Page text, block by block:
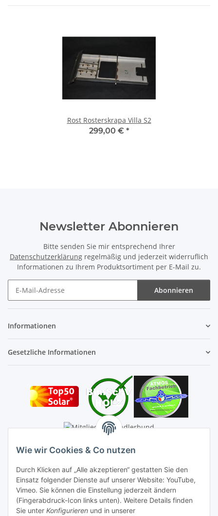
Wie wir Cookies & Co nutzen
Durch Klicken auf „Alle akzeptieren“ gestatten Sie den
Einsatz folgender Dienste auf unserer Website: YouTube,
Vimeo. Sie können die Einstellung jederzeit ändern
(Fingerabdruck-Icon links unten). Weitere Details finden
Sie unter Konfigurieren und in unserer
Rost Rosterskrapa Villa S2
299,00 € *
Newsletter Abonnieren
Bitte senden Sie mir entsprechend Ihrer
Datenschutzerklärung regelmäßig und jederzeit widerruflich
Informationen zu Ihrem Produktsortiment per E-Mail zu.
Abonnieren
Informationen
Gesetzliche Informationen